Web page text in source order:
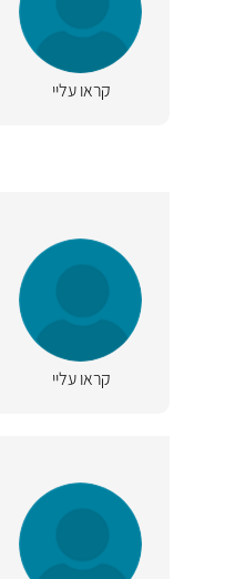
קראו עליי
קראו עליי